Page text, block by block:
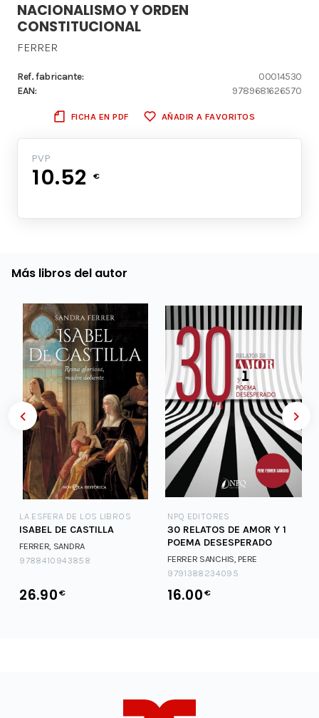
NACIONALISMO Y ORDEN
CONSTITUCIONAL
FERRER
Ref. fabricante:
00014530
EAN:
9789681626570
FICHA EN PDF AÑADIR A FAVORITOS
PVP
10.52 €
Más libros del autor
LA ESFERA DE LOS LIBROS
ISABEL DE CASTILLA
FERRER, SANDRA
9788410943858
26.90€
NPQ EDITORES
30 RELATOS DE AMOR Y 1
POEMA DESESPERADO
FERRER SANCHIS, PERE
9791388234095
16.00€